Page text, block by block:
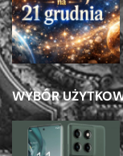
WYBÓR